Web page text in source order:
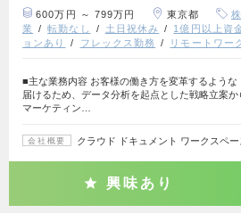
600万円 ～ 799万円 東京都
業
転勤なし 土日祝休み 1億円以上資
ョンあり
フレックス勤務 リモートワー
■主な業務内容 お客様の働き方を変革するような
届けるため、データ分析を起点とした戦略立案か
マーケティン…
会社概要 クラウド ドキュメント ワークスペ
興味あり